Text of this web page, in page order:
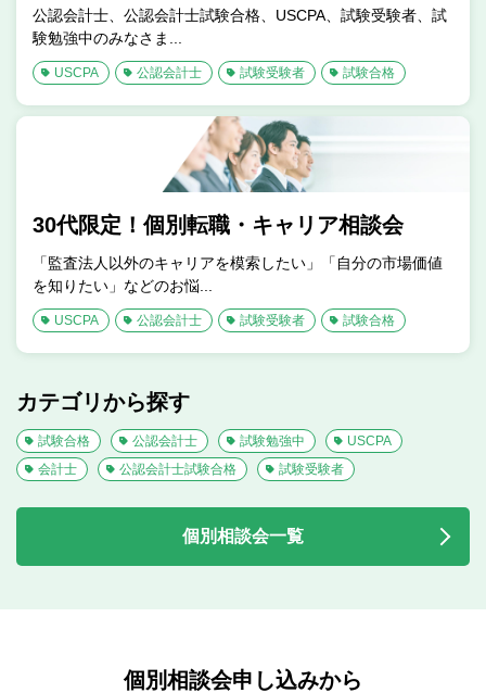
公認会計士、公認会計士試験合格、USCPA、試験受験者、試
験勉強中のみなさま...
USCPA 公認会計士 試験受験者 試験合格
30代限定！個別転職・キャリア相談会
「監査法人以外のキャリアを模索したい」「自分の市場価値
を知りたい」などのお悩...
USCPA 公認会計士 試験受験者 試験合格
カテゴリから探す
試験合格 公認会計士 試験勉強中
USCPA
会計士
公認会計士試験合格 試験受験者
個別相談会一覧
個別相談会申し込みから